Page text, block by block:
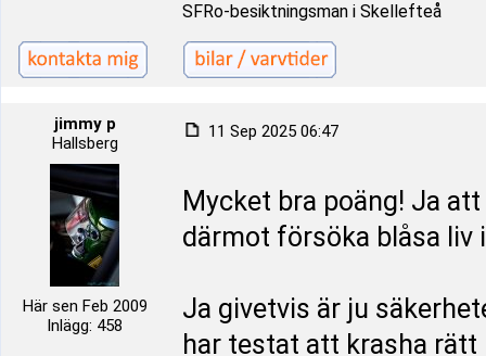
SFRo-besiktningsman i Skellefteå
jimmy p
Hallsberg
Här sen Feb 2009
Inlägg: 458
11 Sep 2025 06:47
Mycket bra poäng! Ja
därmot försöka blåsa liv
Ja givetvis är ju
har testat att krasha rätt